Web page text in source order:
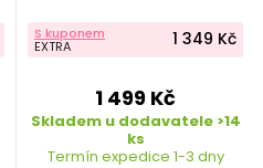
S kuponem
EXTRA 1 349 Kč
1 499 Kč
Skladem u dodavatele >14
ks
Termín expedice 1-3 dny